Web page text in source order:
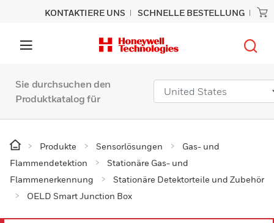
KONTAKTIERE UNS SCHNELLE BESTELLUNG
Sie durchsuchen den
Produktkatalog für
Produkte Sensorlösungen
Gas- und
Flammendetektion
Stationäre Gas- und
Flammenerkennung
Stationäre Detektorteile und Zubehör
OELD Smart Junction Box